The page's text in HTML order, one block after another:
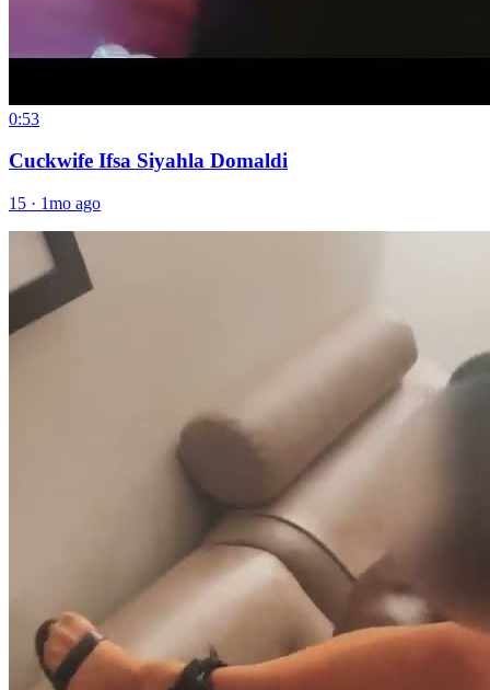
0:53
Cuckwife Ifsa Siyahla Domaldi
15 · 1mo ago